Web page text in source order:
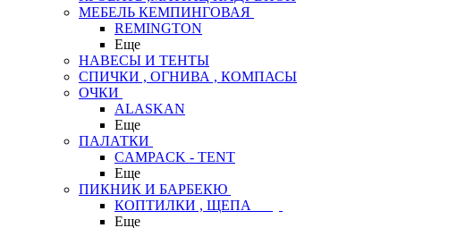
МЕБЕЛЬ КЕМПИНГОВАЯ
REMINGTON
Еще
НАВЕСЫ И ТЕНТЫ
СПИЧКИ , ОГНИВА , КОМПАСЫ
ОЧКИ
ALASKAN
Еще
ПАЛАТКИ
CAMPACK - TENT
Еще
ПИКНИК И БАРБЕКЮ
КОПТИЛКИ , ЩЕПА
Еще